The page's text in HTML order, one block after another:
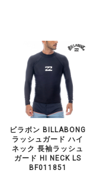
ビラボン BILLABONG
ラッシュガード ハイ
ネック 長袖ラッシュ
ガード HI NECK LS
BF011851